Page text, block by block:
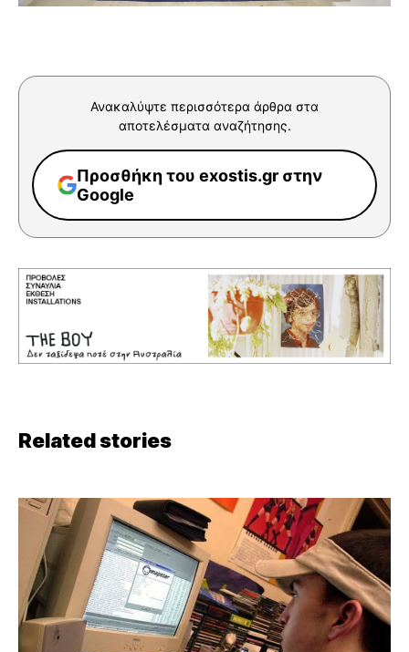
Ανακαλύψτε περισσότερα άρθρα στα
αποτελέσματα αναζήτησης.
Προσθήκη του exostis.gr στην
Google
Related stories